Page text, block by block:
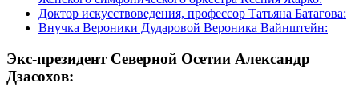
Доктор искусствоведения, профессор Татьяна Батагова:
Внучка Вероники Дударовой Вероника Вайнштейн:
Экс-президент Северной Осетии Александр
Дзасохов: